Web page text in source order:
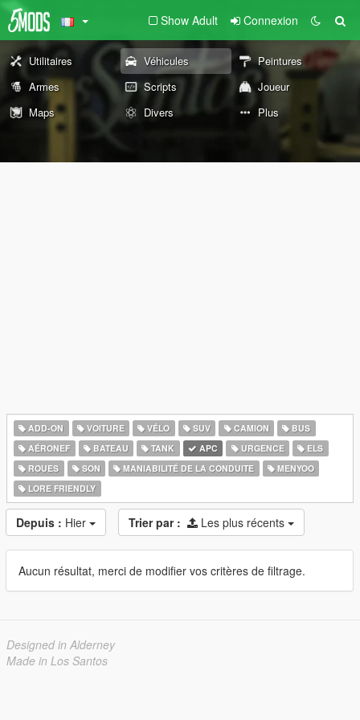
Show Adult Connexion
Utilitaires Véhicules
Peintures
Armes
Scripts
Joueur
Maps
Divers Plus
ADD-ON VOITURE VÉLO SUV CAMION
BUS
AÉRONEF
BATEAU TANK APC URGENCE
ELS
ROUES
SON MANIABILITÉ DE LA CONDUITE
MENYOO
LORE FRIENDLY
Depuis : Hier Trier par : Les plus récents
Aucun résultat, merci de modifier vos critères de filtrage.
Designed in Alderney
Made in Los Santos